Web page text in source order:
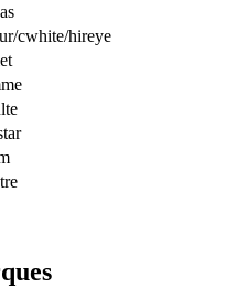
cwhite/hireye